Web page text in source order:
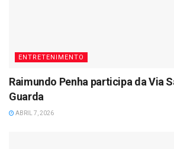
ENTRETENIMENTO
Raimundo Penha participa da Via
Guarda
ABRIL 7, 2026